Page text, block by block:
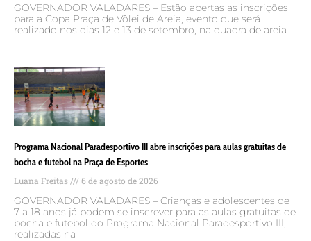
GOVERNADOR VALADARES – Estão abertas as inscrições
para a Copa Praça de Vôlei de Areia, evento que será
realizado nos dias 12 e 13 de setembro, na quadra de areia
Programa Nacional Paradesportivo III abre inscrições para aulas gratuitas de
bocha e futebol na Praça de Esportes
Luana Freitas 6 de agosto de 2026
GOVERNADOR VALADARES – Crianças e adolescentes de
7 a 18 anos já podem se inscrever para as aulas gratuitas de
bocha e futebol do Programa Nacional Paradesportivo III,
realizadas na